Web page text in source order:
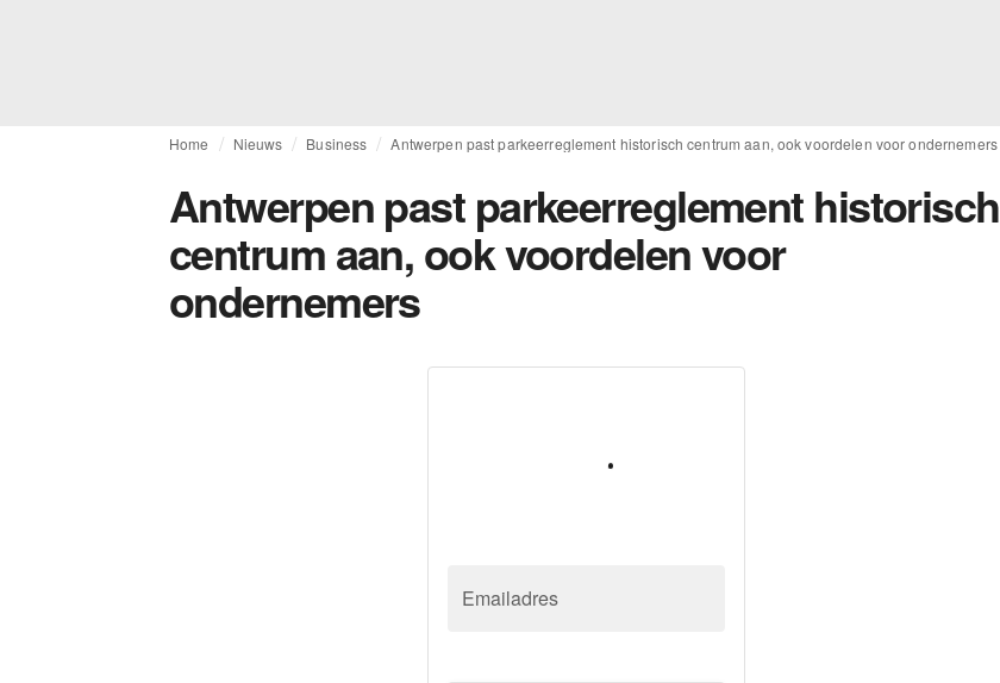
Home Nieuws Business Antwerpen past parkeerreglement historisch centrum aan, ook voordelen voor ondernemers
Antwerpen past parkeerreglement historisch
centrum aan, ook voordelen voor
ondernemers
Emailadres